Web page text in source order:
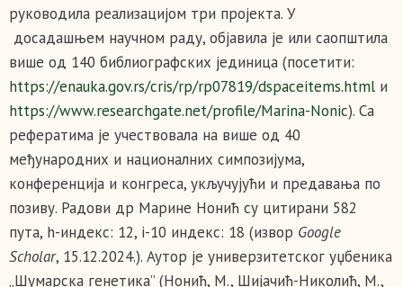
руководила реализацијом три пројекта. У
досадашњем научном раду, објавила је или саопштила
више од 140 библиографских јединица (посетити:
https://enauka.gov.rs/cris/rp/rp07819/dspaceitems.html и
https://www.researchgate.net/profile/Marina-Nonic). Са
рефератима је учествовала на више од 40
међународних и националних симпозијума,
конференција и конгреса, укључујући и предавања по
позиву. Радови др Марине Нонић су цитирани 582
пута, h-индекс: 12, i-10 индекс: 18 (извор Gоogle
Scholar, 15.12.2024.). Аутор је универзитетског уџбеника
„Шумарска генетика” (Нонић, М., Шијачић-Николић, М.,